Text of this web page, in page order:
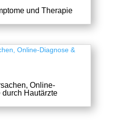
und Therapie
Online-
Hautärzte